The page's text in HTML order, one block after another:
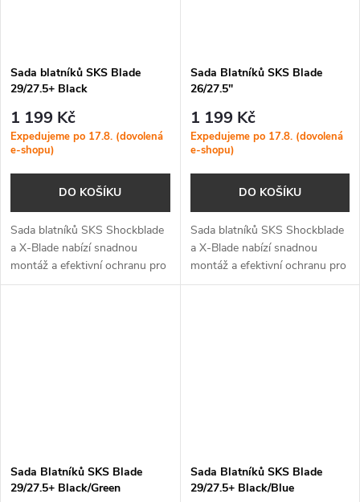
Sada blatníků SKS Blade
29/27.5+ Black
1 199 Kč
Expedujeme po 17.8. (dovolená
e-shopu)
DO KOŠÍKU
Sada blatníků SKS Shockblade
a X-Blade nabízí snadnou
montáž a efektivní ochranu pro
29palcová a plusková 27,5 MTB
Sada Blatníků SKS Blade
26/27.5"
1 199 Kč
Expedujeme po 17.8. (dovolená
e-shopu)
DO KOŠÍKU
Sada blatníků SKS Shockblade
a X-Blade nabízí snadnou
montáž a efektivní ochranu pro
26 a 27,5palcová MTB kola díky
Sada Blatníků SKS Blade
29/27.5+ Black/Green
Sada Blatníků SKS Blade
29/27.5+ Black/Blue